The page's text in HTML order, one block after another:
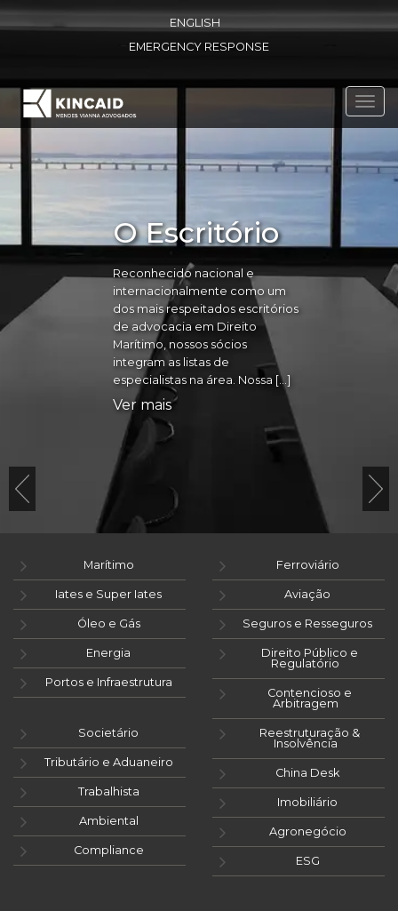
ENGLISH
EMERGENCY RESPONSE
O Escritório
Reconhecido nacional e
internacionalmente como um
dos mais respeitados escritórios
de advocacia em Direito
Marítimo, nossos sócios
integram as listas de
especialistas na área. Nossa […]
Ver mais
Marítimo
Iates e Super Iates
Óleo e Gás
Energia
Portos e Infraestrutura
Ferroviário
Aviação
Seguros e Resseguros
Direito Público e
Regulatório
Contencioso e
Arbitragem
Societário
Tributário e Aduaneiro
Trabalhista
Ambiental
Compliance
Reestruturação &
Insolvência
China Desk
Imobiliário
Agronegócio
ESG